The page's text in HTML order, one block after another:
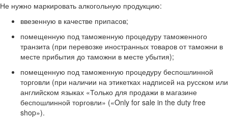
Не нужно маркировать алкогольную продукцию:
ввезенную в качестве припасов;
помещенную под таможенную процедуру таможенного
транзита (при перевозке иностранных товаров от таможни в
месте прибытия до таможни в месте убытия);
помещенную под таможенную процедуру беспошлинной
торговли (при наличии на этикетках надписей на русском или
английском языках «Только для продажи в магазине
беспошлинной торговли» («Only for sale in the duty free
shop»).